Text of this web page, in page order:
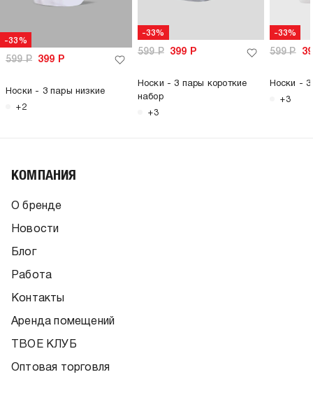
-33%
599Р 399 Р
Носки - 3 пары низкие
+2
-33%
599Р 399 Р
Носки - 3 пары короткие
набор
+3
-33%
599Р
Носки - 3
+3
КОМПАНИЯ
О бренде
Новости
Блог
Работа
Контакты
Аренда помещений
ТВОЕ КЛУБ
Оптовая торговля